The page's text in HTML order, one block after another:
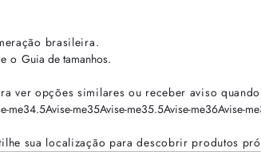
brasileira.
o Guia de tamanhos.
ver opções similares ou receber aviso
me34.5Avise-me35Avise-me35.5Avise-me36Avise-me
sua localização para descobrir produtos